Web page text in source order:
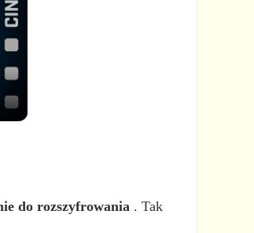
do rozszyfrowania . Tak